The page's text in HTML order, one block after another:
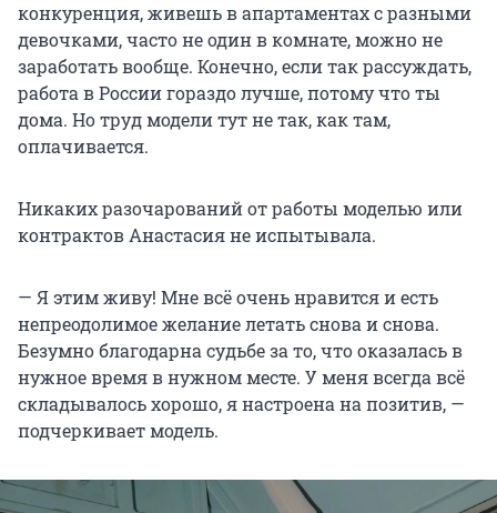
конкуренция, живешь в апартаментах с разными
девочками, часто не один в комнате, можно не
заработать вообще. Конечно, если так рассуждать,
работа в России гораздо лучше, потому что ты
дома. Но труд модели тут не так, как там,
оплачивается.
Никаких разочарований от работы моделью или
контрактов Анастасия не испытывала.
— Я этим живу! Мне всё очень нравится и есть
непреодолимое желание летать снова и снова.
Безумно благодарна судьбе за то, что оказалась в
нужное время в нужном месте. У меня всегда всё
складывалось хорошо, я настроена на позитив, —
подчеркивает модель.